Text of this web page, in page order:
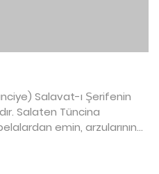
Salavat-ı Şerifenin
Salaten Tüncina
emin, arzularının...